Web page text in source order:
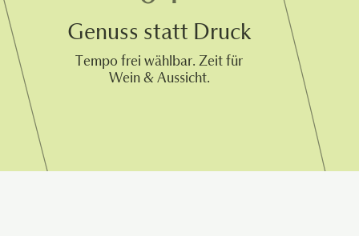
Genuss statt Druck
Tempo frei wählbar. Zeit für
Wein & Aussicht.